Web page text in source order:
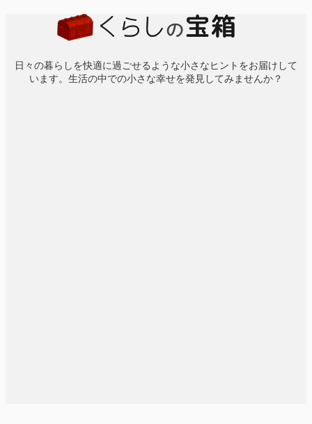
日々の暮らしを快適に過ごせるような小さなヒントをお届けして
います。生活の中での小さな幸せを発見してみませんか？